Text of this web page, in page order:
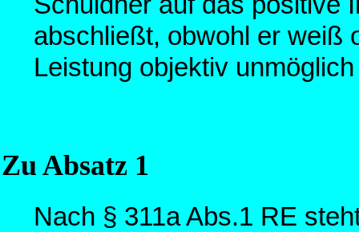
abschließt, obwohl er weiß
Leistung objektiv
Zu Absatz 1
Nach § 311a Abs.1 RE